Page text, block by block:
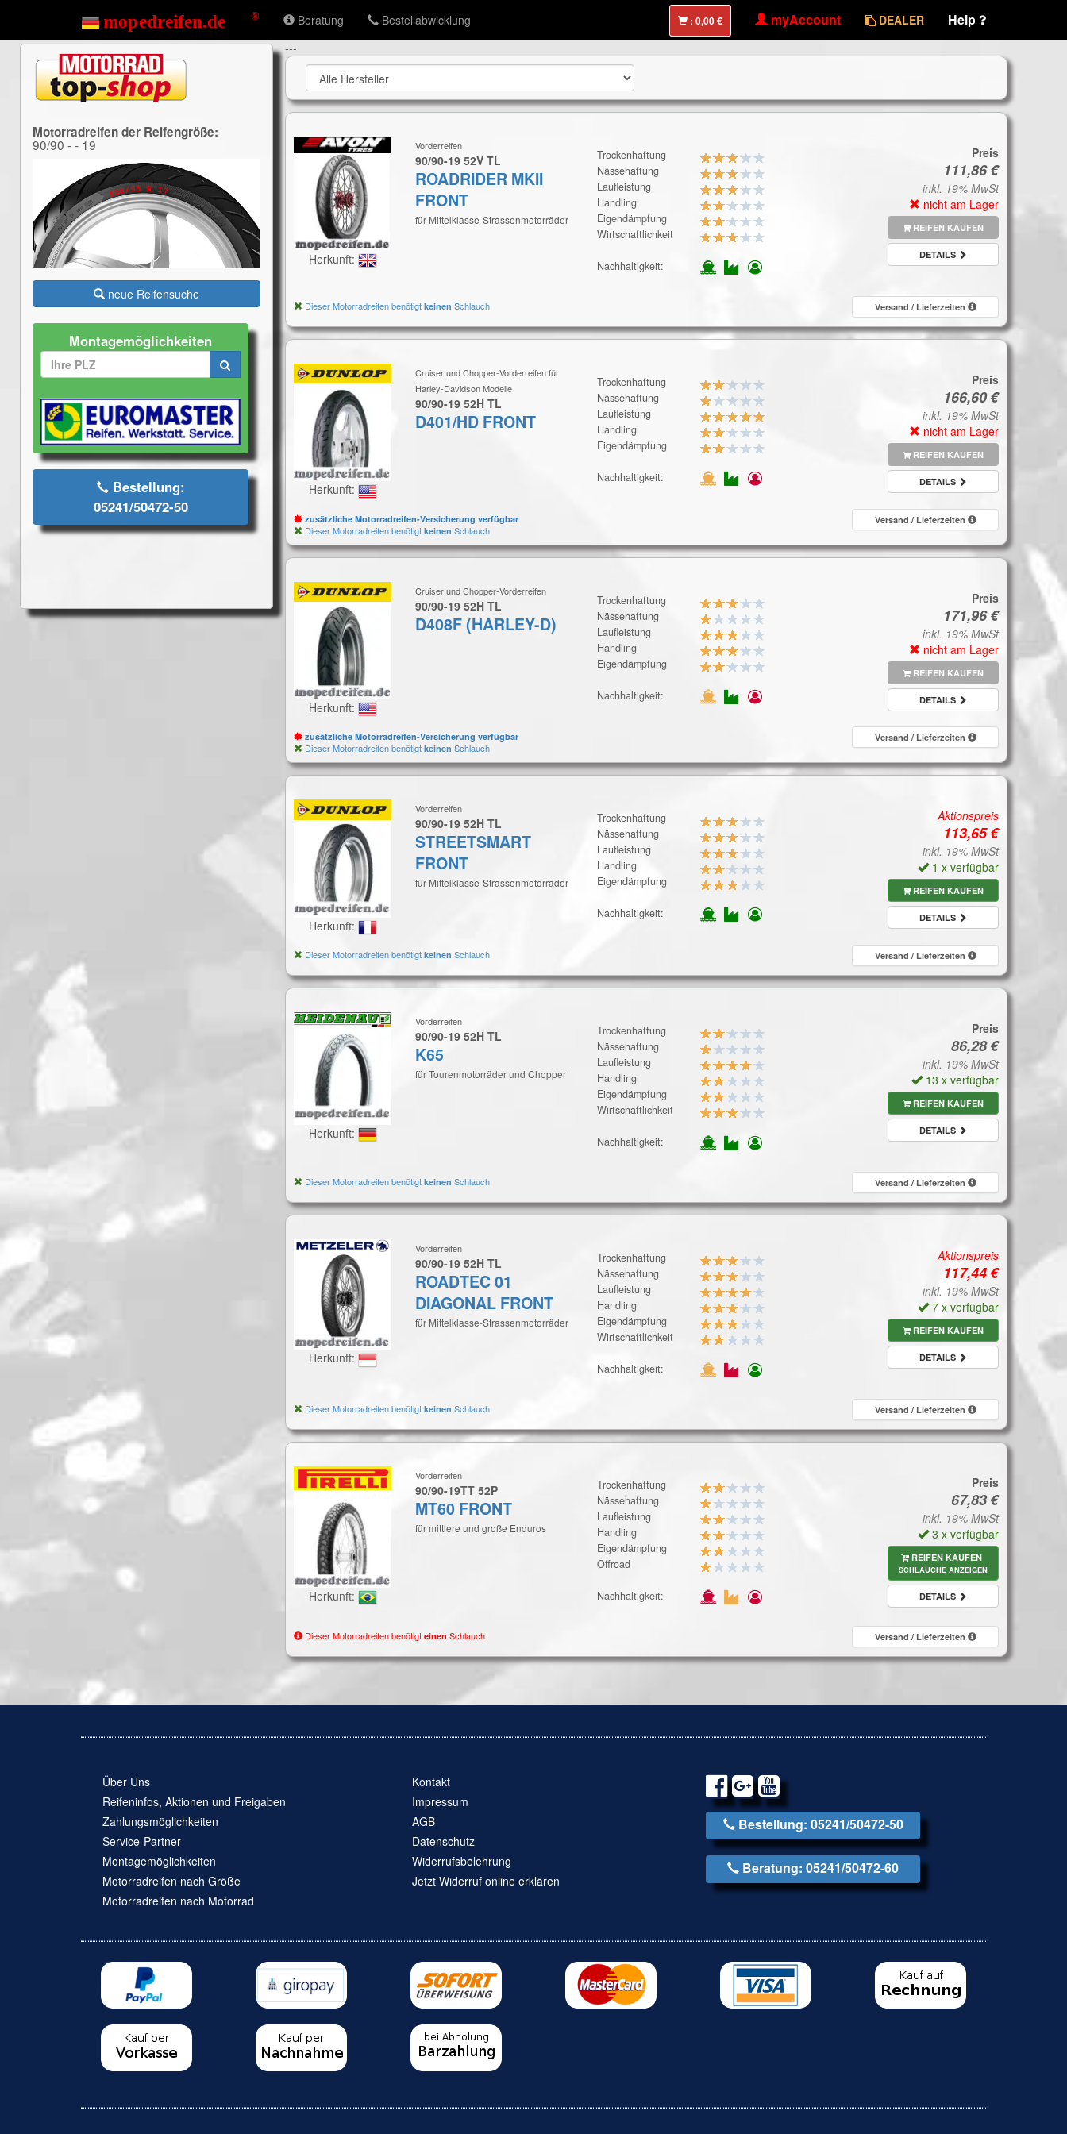
Beratung Bestellabwicklung : myAccount DEALER Help
Motorradreifen der Reifengröße:
90/90 - - 19
neue Reifensuche
Montagemöglichkeiten
Bestellung:
05241/50472-50
---
Herkunft:
Vorderreifen
90/90-19 52V TL
ROADRIDER MKII
FRONT
für Mittelklasse-Strassenmotorräder
Trockenhaftung
Nässehaftung
Laufleistung
Handling
Eigendämpfung
Wirtschaftlichkeit
Nachhaltigkeit:
Preis
inkl. 19% MwSt
nicht am Lager
REIFEN KAUFEN
DETAILS
Dieser Motorradreifen benötigt keinen Schlauch Versand / Lieferzeiten
Herkunft:
Cruiser und Chopper-Vorderreifen für
Harley-Davidson Modelle
90/90-19 52H TL
D401/HD FRONT
Trockenhaftung
Nässehaftung
Laufleistung
Handling
Eigendämpfung
Nachhaltigkeit:
Preis
inkl. 19% MwSt
nicht am Lager
REIFEN KAUFEN
DETAILS
zusätzliche Motorradreifen-Versicherung verfügbar
Dieser Motorradreifen benötigt keinen Schlauch
Versand / Lieferzeiten
Herkunft:
Cruiser und Chopper-Vorderreifen
90/90-19 52H TL
D408F (HARLEY-D)
Trockenhaftung
Nässehaftung
Laufleistung
Handling
Eigendämpfung
Nachhaltigkeit:
Preis
inkl. 19% MwSt
nicht am Lager
REIFEN KAUFEN
DETAILS
zusätzliche Motorradreifen-Versicherung verfügbar
Dieser Motorradreifen benötigt keinen Schlauch
Versand / Lieferzeiten
Herkunft:
Vorderreifen
90/90-19 52H TL
STREETSMART
FRONT
für Mittelklasse-Strassenmotorräder
Trockenhaftung
Nässehaftung
Laufleistung
Handling
Eigendämpfung
Nachhaltigkeit:
Aktionspreis
inkl. 19% MwSt
1 x verfügbar
REIFEN KAUFEN
DETAILS
Dieser Motorradreifen benötigt keinen Schlauch Versand / Lieferzeiten
Herkunft:
Vorderreifen
90/90-19 52H TL
K65
für Tourenmotorräder und Chopper
Trockenhaftung
Nässehaftung
Laufleistung
Handling
Eigendämpfung
Wirtschaftlichkeit
Nachhaltigkeit:
Preis
inkl. 19% MwSt
13 x verfügbar
REIFEN KAUFEN
DETAILS
Dieser Motorradreifen benötigt keinen Schlauch Versand / Lieferzeiten
Herkunft:
Vorderreifen
90/90-19 52H TL
ROADTEC 01
DIAGONAL FRONT
für Mittelklasse-Strassenmotorräder
Trockenhaftung
Nässehaftung
Laufleistung
Handling
Eigendämpfung
Wirtschaftlichkeit
Nachhaltigkeit:
Aktionspreis
inkl. 19% MwSt
7 x verfügbar
REIFEN KAUFEN
DETAILS
Dieser Motorradreifen benötigt keinen Schlauch Versand / Lieferzeiten
Herkunft:
Vorderreifen
90/90-19TT 52P
MT60 FRONT
für mittlere und große Enduros
Trockenhaftung
Nässehaftung
Laufleistung
Handling
Eigendämpfung
Offroad
Nachhaltigkeit:
Preis
inkl. 19% MwSt
3 x verfügbar
REIFEN KAUFEN
SCHLÄUCHE ANZEIGEN
DETAILS
Dieser Motorradreifen benötigt einen Schlauch Versand / Lieferzeiten
Über Uns
Reifeninfos, Aktionen und Freigaben
Zahlungsmöglichkeiten
Service-Partner
Montagemöglichkeiten
Motorradreifen nach Größe
Motorradreifen nach Motorrad
Kontakt
Impressum
AGB
Datenschutz
Widerrufsbelehrung
Jetzt Widerruf online erklären
Bestellung: 05241/50472-50
Beratung: 05241/50472-60